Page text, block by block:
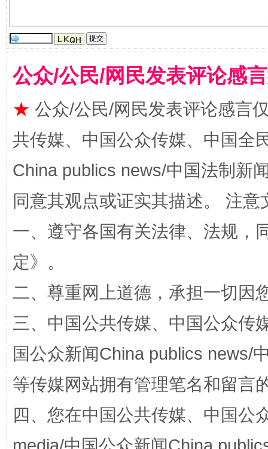
完善运行机制助力责任有效落实 一纸欠
东山县通报“牛蛙产品抗生素超标问题”
千年窑火 生生不息 一
公众/公民/网民发表评论感
★ 公众/公民/网民发表评论感言
共传媒、中国公众传媒、中国全
China publics news/中国法制新
同意其观点或证实其描述。 注
一、遵守各国有关法律、法规，
定》。
二、尊重网上道德，承担一切因
三、中国公共传媒、中国公众传
国公众新闻China publics news/
等传媒网站拥有管理笔名和留言
四、您在中国公共传媒、中国公